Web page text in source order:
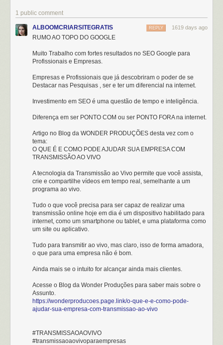
1 public comment
ALBOOMCRIARSITEGRATIS 1619 days ago
REPLY
RUMO AO TOPO DO GOOGLE
Muito Trabalho com fortes resultados no SEO Google para
Profissionais e Empresas.
Empresas e Profissionais que já descobriram o poder de se
Destacar nas Pesquisas , ser e ter um diferencial na internet.
Investimento em SEO é uma questão de tempo e inteligência.
Diferença em ser PONTO COM ou ser PONTO FORA na internet.
Artigo no Blog da WONDER PRODUÇÕES desta vez com o
tema:
O QUE É E COMO PODE AJUDAR SUA EMPRESA COM
TRANSMISSÃO AO VIVO
A tecnologia da Transmissão ao Vivo permite que você assista,
crie e compartilhe vídeos em tempo real, semelhante a um
programa ao vivo.
Tudo o que você precisa para ser capaz de realizar uma
transmissão online hoje em dia é um dispositivo habilitado para
internet, como um smartphone ou tablet, e uma plataforma como
um site ou aplicativo.
Tudo para transmitir ao vivo, mas claro, isso de forma amadora,
o que para uma empresa não é bom.
Ainda mais se o intuito for alcançar ainda mais clientes.
Acesse o Blog da Wonder Produções para saber mais sobre o
Assunto.
https://wonderproducoes.page.link/o-que-e-e-como-pode-
ajudar-sua-empresa-com-transmissao-ao-vivo
#TRANSMISSAOAOVIVO
#transmissaoaovivoparaempresas